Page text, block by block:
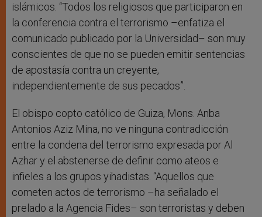
islámicos. “Todos los religiosos que participaron en
la conferencia contra el terrorismo –enfatiza el
comunicado publicado por la Universidad– son muy
conscientes de que no se pueden emitir sentencias
de apostasía contra un creyente,
independientemente de sus pecados”.
El obispo copto católico de Guiza, Mons. Anba
Antonios Aziz Mina, no ve ninguna contradicción
entre la condena del terrorismo expresada por Al
Azhar y el abstenerse de definir como ateos e
infieles a los grupos yihadistas. “Aquellos que
cometen actos de terrorismo –ha señalado el
prelado a la Agencia Fides– son terroristas y deben